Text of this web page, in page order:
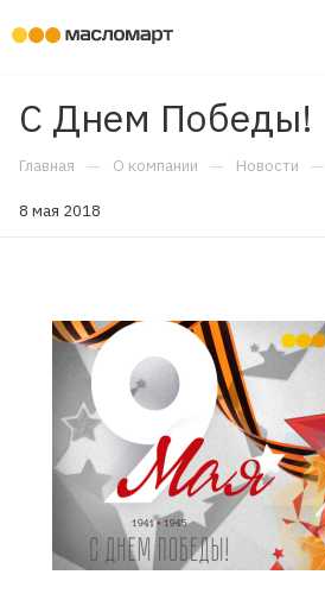
С Днем Победы!
Главная — О компании — Новости —
8 мая 2018